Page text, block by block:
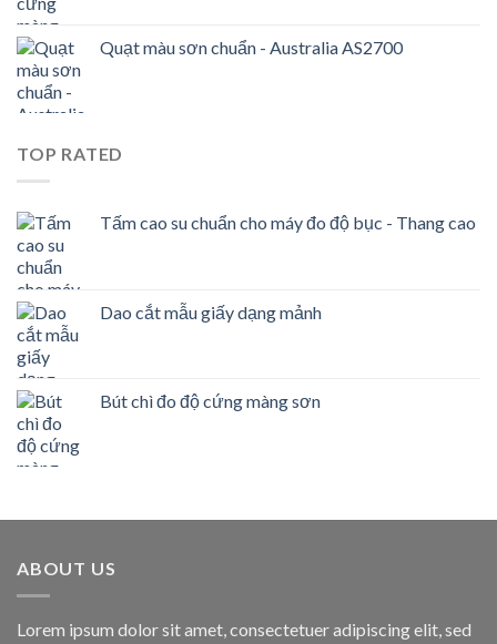
Quạt màu sơn chuẩn - Australia AS2700
TOP RATED
Tấm cao su chuẩn cho máy đo độ bục - Thang cao
Dao cắt mẫu giấy dạng mảnh
Bút chì đo độ cứng màng sơn
ABOUT US
Lorem ipsum dolor sit amet, consectetuer adipiscing elit, sed